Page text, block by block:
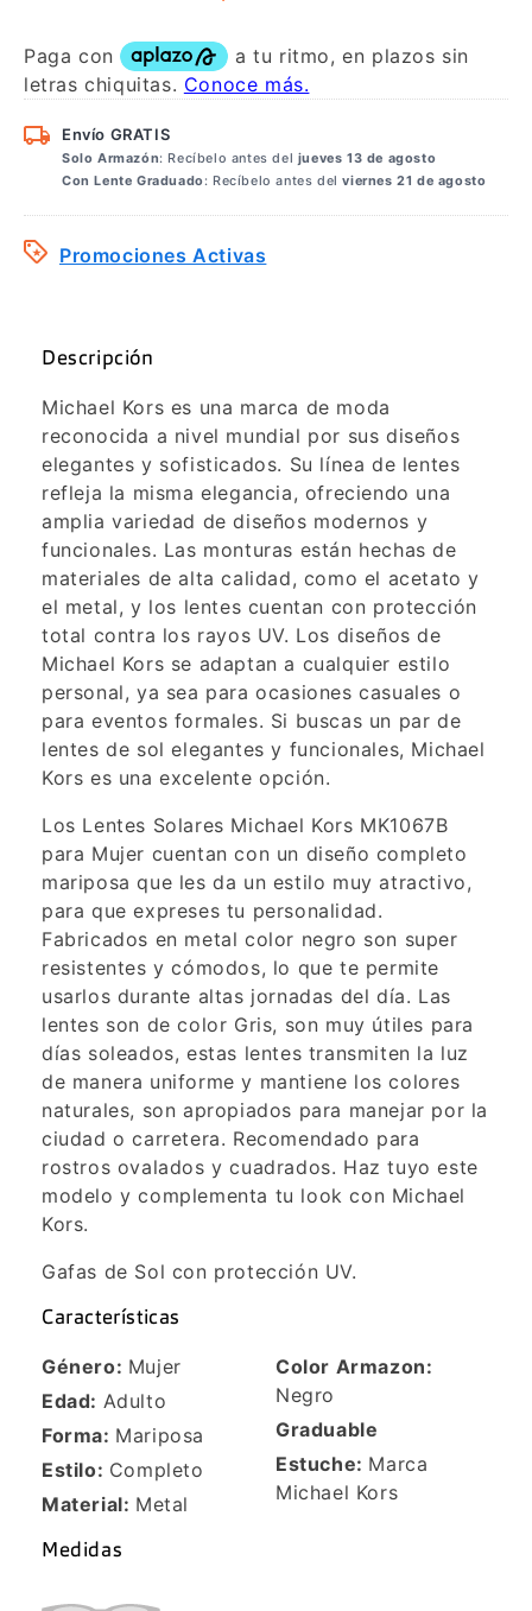
Envío GRATIS
Solo Armazón: Recíbelo antes del jueves 13 de agosto
Con Lente Graduado: Recíbelo antes delviernes 21 de agosto
Promociones Activas
Descripción
Michael Kors es una marca de moda
reconocida a nivel mundial por sus diseños
elegantes y sofisticados. Su línea de lentes
refleja la misma elegancia, ofreciendo una
amplia variedad de diseños modernos y
funcionales. Las monturas están hechas de
materiales de alta calidad, como el acetato y
el metal, y los lentes cuentan con protección
total contra los rayos UV. Los diseños de
Michael Kors se adaptan a cualquier estilo
personal, ya sea para ocasiones casuales o
para eventos formales. Si buscas un par de
lentes de sol elegantes y funcionales, Michael
Kors es una excelente opción.
Los Lentes Solares Michael Kors MK1067B
para Mujer cuentan con un diseño completo
mariposa que les da un estilo muy atractivo,
para que expreses tu personalidad.
Fabricados en metal color negro son super
resistentes y cómodos, lo que te permite
usarlos durante altas jornadas del día. Las
lentes son de color Gris, son muy útiles para
días soleados, estas lentes transmiten la luz
de manera uniforme y mantiene los colores
naturales, son apropiados para manejar por la
ciudad o carretera. Recomendado para
rostros ovalados y cuadrados. Haz tuyo este
modelo y complementa tu look con Michael
Kors.
Gafas de Sol con protección UV.
Características
Género: Mujer
Edad: Adulto
Forma: Mariposa
Estilo: Completo
Material: Metal
Color Armazon:
Negro
Graduable
Estuche: Marca
Michael Kors
Medidas